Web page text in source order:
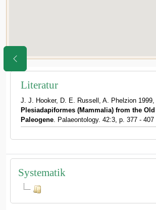
Literatur
J. J. Hooker, D. E. Russell, A. Phelzion 1999,
Plesiadapiformes (Mammalia) from the
Paleogene. Palaeontology. 42:3, p. 377 - 407
Systematik